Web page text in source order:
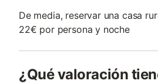
De media, reservar una casa
22€ por persona y noche
¿Qué valoración